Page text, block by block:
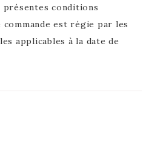
conditions
commande est régie par les
applicables à la date de